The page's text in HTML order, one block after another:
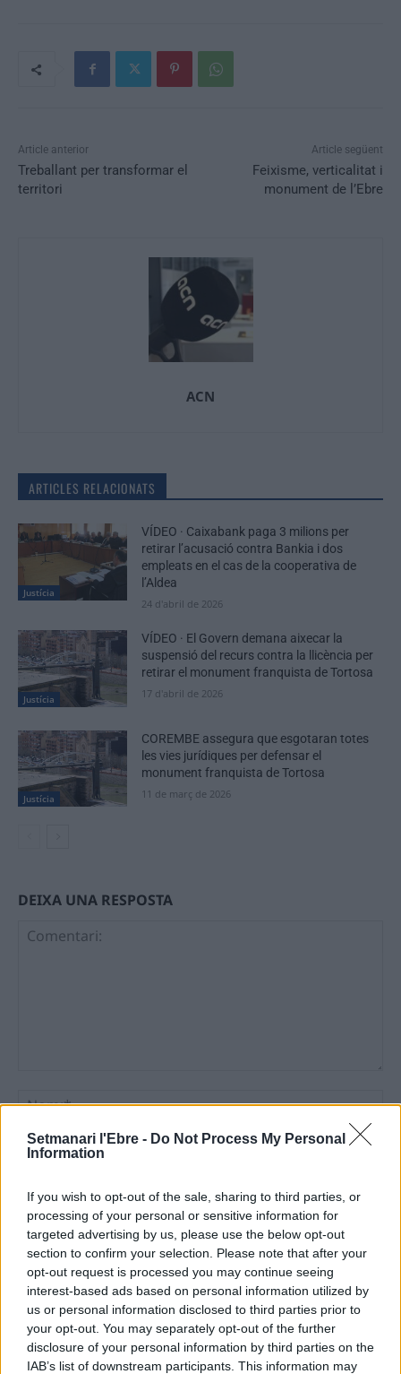
Setmanari l'Ebre - Do Not Process My Personal
Information
If you wish to opt-out of the sale, sharing to third parties, or
processing of your personal or sensitive information for
targeted advertising by us, please use the below opt-out
section to confirm your selection. Please note that after your
opt-out request is processed you may continue seeing
interest-based ads based on personal information utilized by
us or personal information disclosed to third parties prior to
your opt-out. You may separately opt-out of the further
disclosure of your personal information by third parties on the
IAB’s list of downstream participants. This information may
Article anterior
Treballant per transformar el
territori
Article següent
Feixisme, verticalitat i
monument de l’Ebre
ACN
ARTICLES RELACIONATS
Justícia
VÍDEO · Caixabank paga 3 milions per
retirar l’acusació contra Bankia i dos
empleats en el cas de la cooperativa de
l’Aldea
24 d'abril de 2026
Justícia
VÍDEO · El Govern demana aixecar la
suspensió del recurs contra la llicència per
retirar el monument franquista de Tortosa
17 d'abril de 2026
Justícia
COREMBE assegura que esgotaran totes
les vies jurídiques per defensar el
monument franquista de Tortosa
11 de març de 2026
DEIXA UNA RESPOSTA
Deseu el meu nom, el correu electrònic i el lloc web en
aquest navegador per a la propera vegada que comenti.